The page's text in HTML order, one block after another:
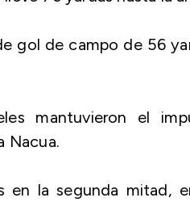
gol de campo de 56
mantuvieron el
Nacua.
en la segunda mitad,